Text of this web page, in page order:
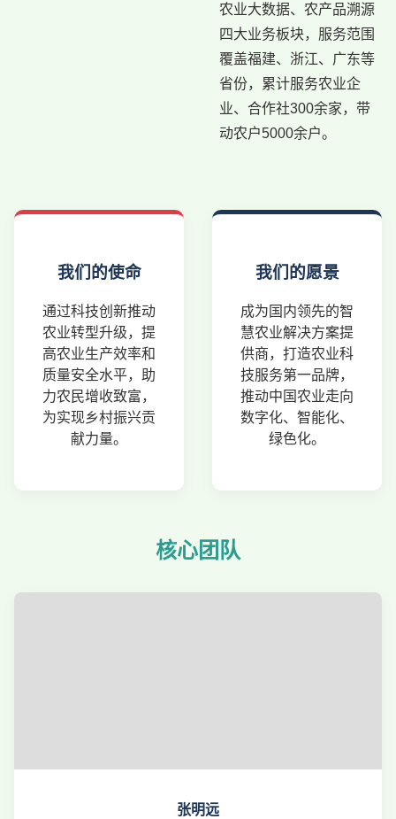
农业大数据、农产品溯源
四大业务板块，服务范围
覆盖福建、浙江、广东等
省份，累计服务农业企
业、合作社300余家，带
动农户5000余户。
我们的使命
通过科技创新推动
农业转型升级，提
高农业生产效率和
质量安全水平，助
力农民增收致富，
为实现乡村振兴贡
献力量。
我们的愿景
成为国内领先的智
慧农业解决方案提
供商，打造农业科
技服务第一品牌，
推动中国农业走向
数字化、智能化、
绿色化。
核心团队
张明远